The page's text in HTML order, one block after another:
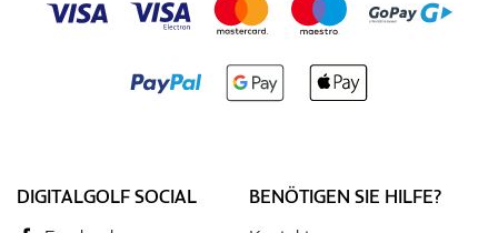
DIGITALGOLF SOCIAL
BENÖTIGEN SIE HILFE?